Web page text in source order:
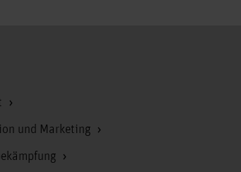
und Marketing